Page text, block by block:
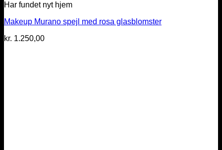
Har fundet nyt hjem
Makeup Murano spejl med rosa glasblomster
kr. 1.250,00